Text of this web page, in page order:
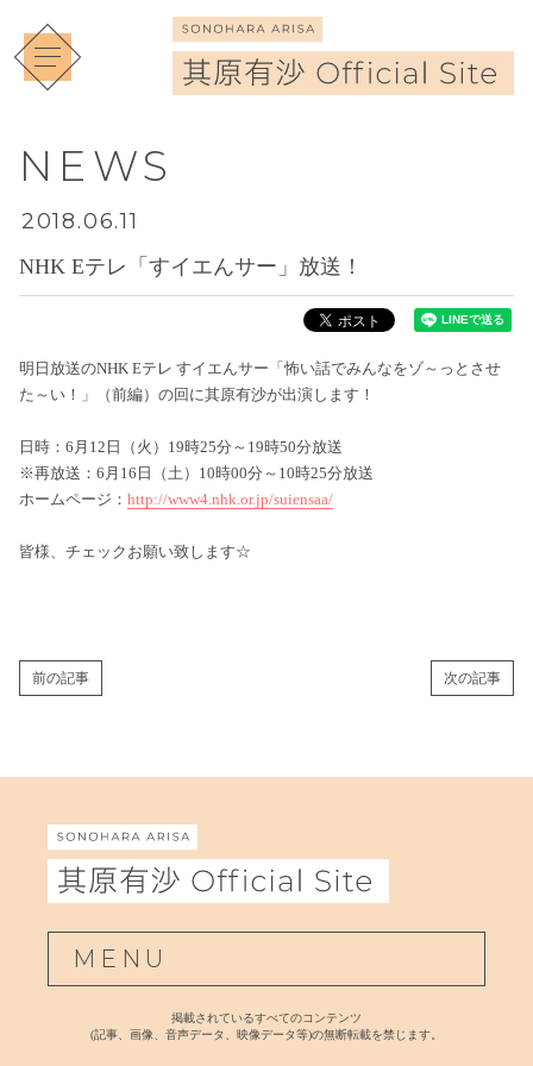
NEWS
2018.06.11
NHK Eテレ「すイエんサー」放送！
明日放送のNHK Eテレ すイエんサー「怖い話でみんなをゾ～っとさせ
た～い！」（前編）の回に其原有沙が出演します！
日時：6月12日（火）19時25分～19時50分放送
※再放送：6月16日（土）10時00分～10時25分放送
ホームページ： http://www4.nhk.or.jp/suiensaa/
皆様、チェックお願い致します☆
次の記事
前の記事
MENU
掲載されているすべてのコンテンツ
(記事、画像、音声データ、映像データ等)の無断転載を禁じます。